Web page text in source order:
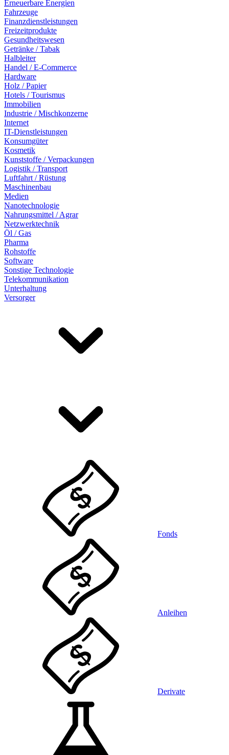
Erneuerbare Energien
Fahrzeuge
Finanzdienstleistungen
Freizeitprodukte
Gesundheitswesen
Getränke / Tabak
Halbleiter
Handel / E-Commerce
Hardware
Holz / Papier
Hotels / Tourismus
Immobilien
Industrie / Mischkonzerne
Internet
IT-Dienstleistungen
Konsumgüter
Kosmetik
Kunststoffe / Verpackungen
Logistik / Transport
Luftfahrt / Rüstung
Maschinenbau
Medien
Nanotechnologie
Nahrungsmittel / Agrar
Netzwerktechnik
Öl / Gas
Pharma
Rohstoffe
Software
Sonstige Technologie
Telekommunikation
Unterhaltung
Versorger
Fonds
Anleihen
Derivate